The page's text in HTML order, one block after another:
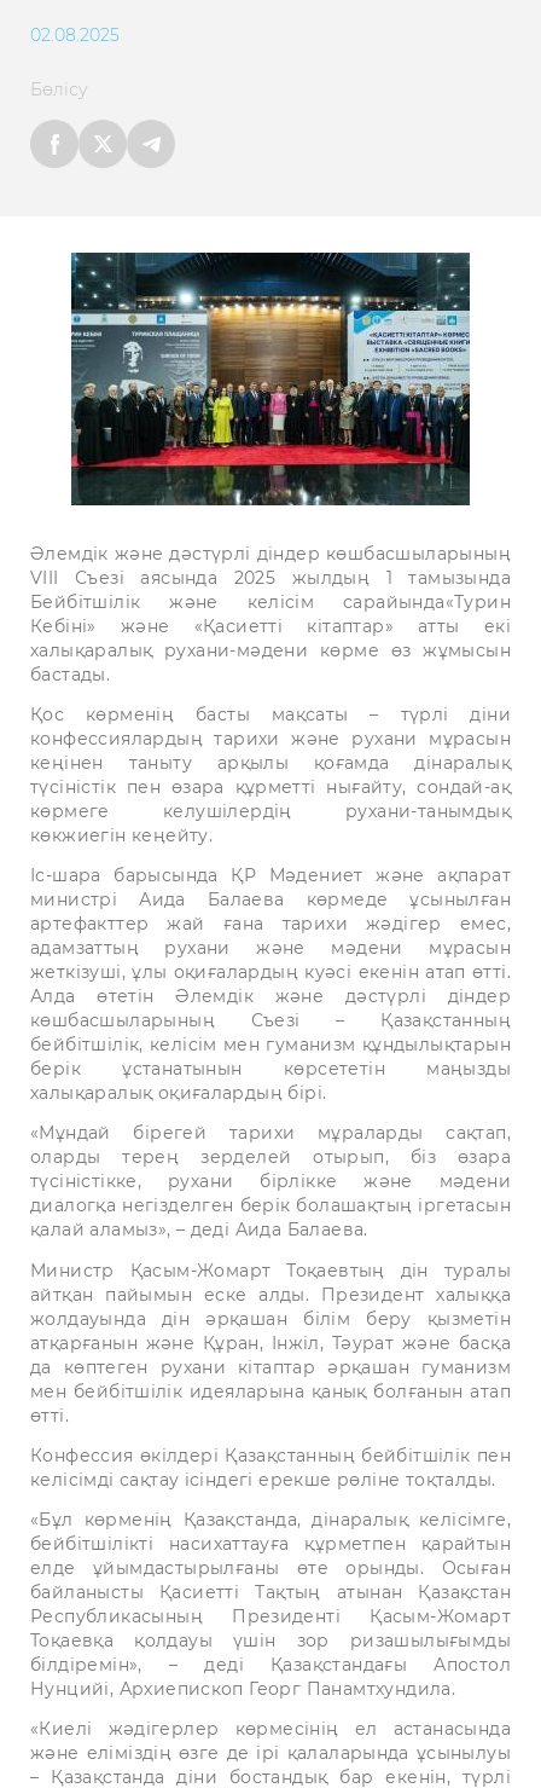
02.08.2025
Бөлісу
Әлемдік және дәстүрлі діндер көшбасшыларының
VIII Съезі аясында 2025 жылдың 1 тамызында
Бейбітшілік және келісім сарайында«Турин
Кебіні» және «Қасиетті кітаптар» атты екі
халықаралық рухани-мәдени көрме өз жұмысын
бастады.
Қос көрменің басты мақсаты – түрлі діни
конфессиялардың тарихи және рухани мұрасын
кеңінен таныту арқылы қоғамда дінаралық
түсіністік пен өзара құрметті нығайту, сондай-ақ
көрмеге келушілердің рухани-танымдық
көкжиегін кеңейту.
Іс-шара барысында ҚР Мәдениет және ақпарат
министрі Аида Балаева көрмеде ұсынылған
артефакттер жай ғана тарихи жәдігер емес,
адамзаттың рухани және мәдени мұрасын
жеткізуші, ұлы оқиғалардың куәсі екенін атап өтті.
Алда өтетін Әлемдік және дәстүрлі діндер
көшбасшыларының Съезі – Қазақстанның
бейбітшілік, келісім мен гуманизм құндылықтарын
берік ұстанатынын көрсететін маңызды
халықаралық оқиғалардың бірі.
«Мұндай бірегей тарихи мұраларды сақтап,
оларды терең зерделей отырып, біз өзара
түсіністікке, рухани бірлікке және мәдени
диалогқа негізделген берік болашақтың іргетасын
қалай аламыз», – деді Аида Балаева.
Министр Қасым-Жомарт Тоқаевтың дін туралы
айтқан пайымын еске алды. Президент халыққа
жолдауында дін әрқашан білім беру қызметін
атқарғанын және Құран, Інжіл, Тәурат және басқа
да көптеген рухани кітаптар әрқашан гуманизм
мен бейбітшілік идеяларына қанық болғанын атап
өтті.
Конфессия өкілдері Қазақстанның бейбітшілік пен
келісімді сақтау ісіндегі ерекше рөліне тоқталды.
«Бұл көрменің Қазақстанда, дінаралық келісімге,
бейбітшілікті насихаттауға құрметпен қарайтын
елде ұйымдастырылғаны өте орынды. Осыған
байланысты Қасиетті Тақтың атынан Қазақстан
Республикасының Президенті Қасым-Жомарт
Тоқаевқа қолдауы үшін зор ризашылығымды
білдіремін», – деді Қазақстандағы Апостол
Нунцийі, Архиепископ Георг Панамтхундила.
«Киелі жәдігерлер көрмесінің ел астанасында
және еліміздің өзге де ірі қалаларында ұсынылуы
– Қазақстанда діни бостандық бар екенін, түрлі